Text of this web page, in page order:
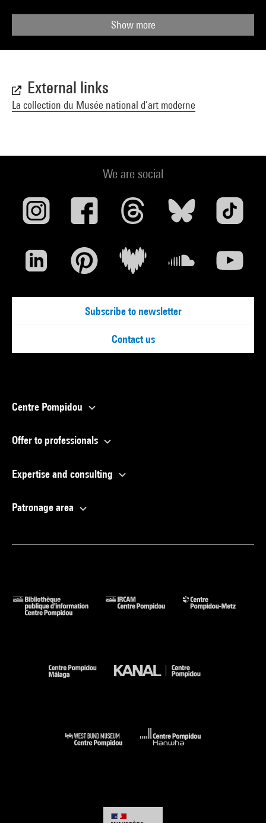
Show more
External links
La collection du Musée national d’art moderne
We are social
Subscribe to newsletter
Contact us
Centre Pompidou
Offer to professionals
Expertise and consulting
Patronage area